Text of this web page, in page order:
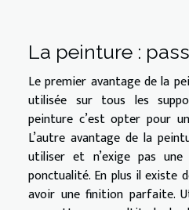
La peinture :
Le premier avantage de la
utilisée sur tous les
peinture c’est opter pour
L’autre avantage de la
utiliser et n’exige pas
ponctualité. En plus il existe
avoir une finition parfaite.